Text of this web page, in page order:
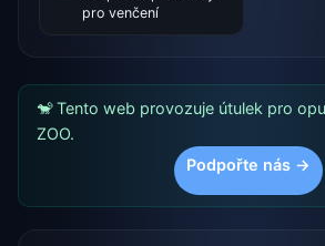
pro venčení
🐒 Tento web provozuje útulek pro
ZOO.
Podpořte nás →